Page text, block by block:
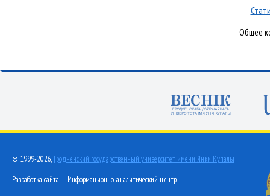
Общее
© 1999-2026, Гродненский государственный университет имени Янки Купалы
Разработка сайта — Информационно-аналитический центр